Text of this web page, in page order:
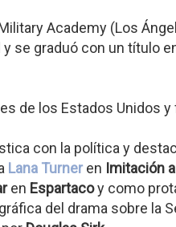
Academy (Los
y se graduó con un título
de los Estados Unidos
con la política y
Lana Turneren Imitación
en Espartacoy como
del drama sobre la